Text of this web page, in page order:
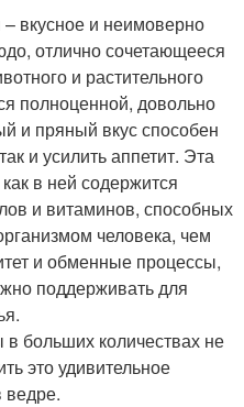
вкусное и неимоверно
отлично сочетающееся
и растительного
полноценной, довольно
и пряный вкус способен
и усилить аппетит. Эта
в ней содержится
и витаминов, способных
человека, чем
и обменные процессы,
поддерживать для
больших количествах не
это удивительное
ведре.